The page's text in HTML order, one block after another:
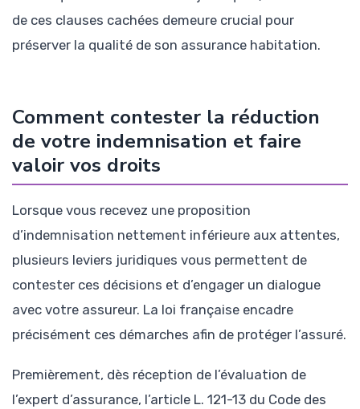
de ces clauses cachées demeure crucial pour
préserver la qualité de son assurance habitation.
Comment contester la réduction
de votre indemnisation et faire
valoir vos droits
Lorsque vous recevez une proposition
d’indemnisation nettement inférieure aux attentes,
plusieurs leviers juridiques vous permettent de
contester ces décisions et d’engager un dialogue
avec votre assureur. La loi française encadre
précisément ces démarches afin de protéger l’assuré.
Premièrement, dès réception de l’évaluation de
l’expert d’assurance, l’article L. 121-13 du Code des